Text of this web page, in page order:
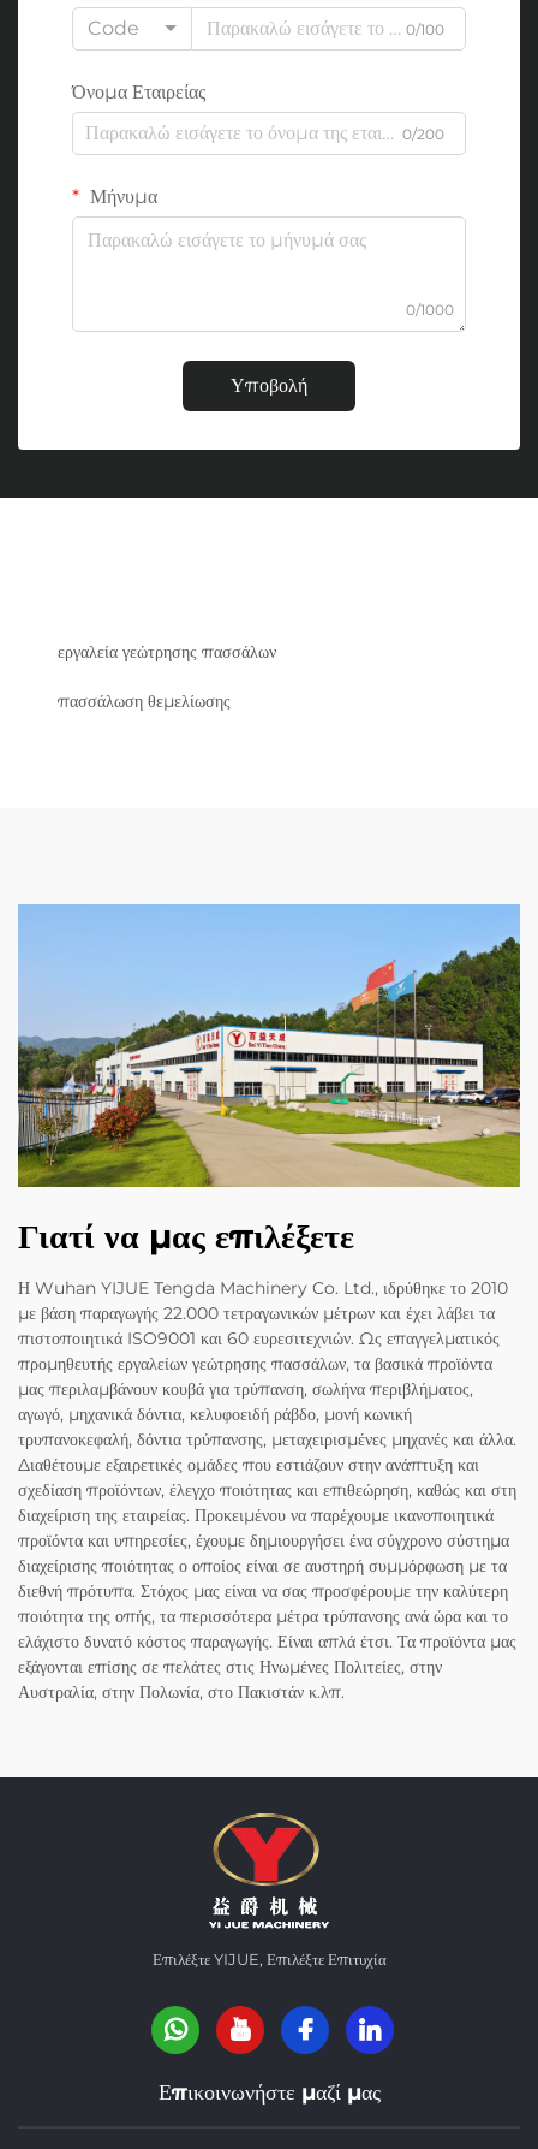
Code
0/100
Όνομα Εταιρείας
0/200
Μήνυμα
0/1000
Υποβολή
εργαλεία γεώτρησης πασσάλων
πασσάλωση θεμελίωσης
Γιατί να μας επιλέξετε
Η Wuhan YIJUE Tengda Machinery Co. Ltd., ιδρύθηκε το 2010
με βάση παραγωγής 22.000 τετραγωνικών μέτρων και έχει λάβει τα
πιστοποιητικά ISO9001 και 60 ευρεσιτεχνιών. Ως επαγγελματικός
προμηθευτής εργαλείων γεώτρησης πασσάλων, τα βασικά προϊόντα
μας περιλαμβάνουν κουβά για τρύπανση, σωλήνα περιβλήματος,
αγωγό, μηχανικά δόντια, κελυφοειδή ράβδο, μονή κωνική
τρυπανοκεφαλή, δόντια τρύπανσης, μεταχειρισμένες μηχανές και άλλα.
Διαθέτουμε εξαιρετικές ομάδες που εστιάζουν στην ανάπτυξη και
σχεδίαση προϊόντων, έλεγχο ποιότητας και επιθεώρηση, καθώς και στη
διαχείριση της εταιρείας. Προκειμένου να παρέχουμε ικανοποιητικά
προϊόντα και υπηρεσίες, έχουμε δημιουργήσει ένα σύγχρονο σύστημα
διαχείρισης ποιότητας ο οποίος είναι σε αυστηρή συμμόρφωση με τα
διεθνή πρότυπα. Στόχος μας είναι να σας προσφέρουμε την καλύτερη
ποιότητα της οπής, τα περισσότερα μέτρα τρύπανσης ανά ώρα και το
ελάχιστο δυνατό κόστος παραγωγής. Είναι απλά έτσι. Τα προϊόντα μας
εξάγονται επίσης σε πελάτες στις Ηνωμένες Πολιτείες, στην
Αυστραλία, στην Πολωνία, στο Πακιστάν κ.λπ.
Επιλέξτε YIJUE, Επιλέξτε Επιτυχία
Επικοινωνήστε μαζί μας